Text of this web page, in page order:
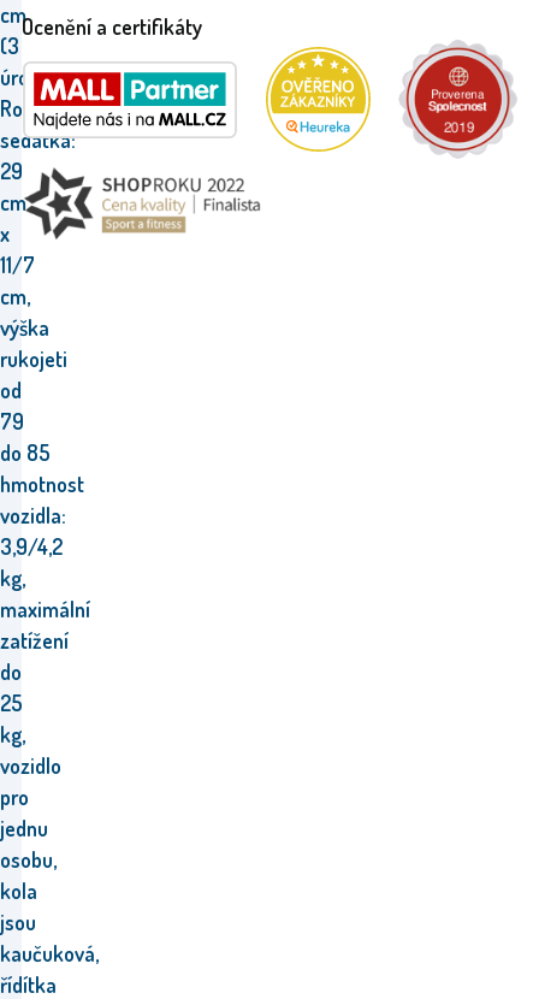
cm
(3
úrovně),
Rozměry
sedátka:
29
cm
x
11/7
cm,
výška
rukojeti
od
79
do 85
hmotnost
vozidla:
3,9/4,2
kg,
maximální
zatížení
do
25
kg,
vozidlo
pro
jednu
osobu,
kola
jsou
kaučuková,
řídítka
Ocenění a certifikáty